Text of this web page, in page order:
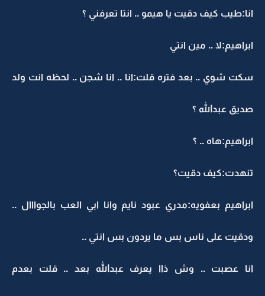
انا:طيب كيف دقيت يا هيمو .. انتا تعرفني ؟
ابراهيم:لا .. مين انتي
سكت شوي .. بعد فتره قلت:انا .. انا شجن .. لحظه انت ولد
صديق عبدالله ؟
ابراهيم:هاه .. ؟
تنهدت:كيف دقيت؟
ابراهيم بعفويه:مدري عبود نايم وانا ابي العب بالجوااال ..
ودقيت على ناس بس ما يردون بس انتي ..
انا عصبت .. وش ذاا يعرف عبدالله بعد .. قلت بعدم